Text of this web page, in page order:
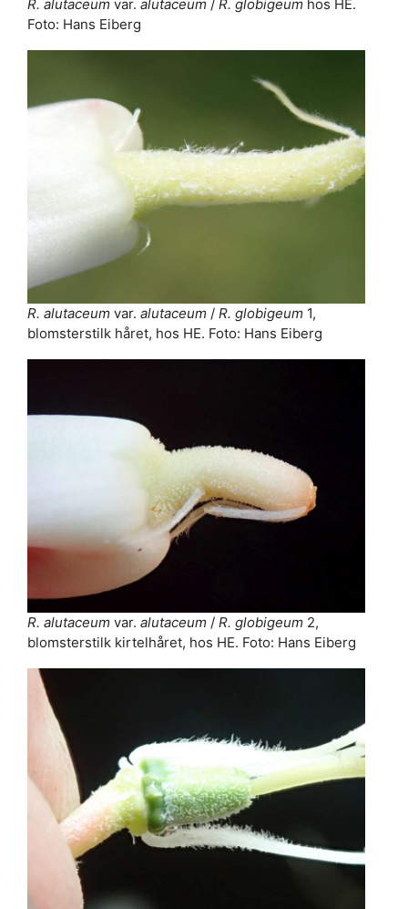
R. alutaceum var. alutaceum / R. globigeum hos HE.
Foto: Hans Eiberg
R. alutaceum var. alutaceum / R. globigeum 1,
blomsterstilk håret, hos HE. Foto: Hans Eiberg
R. alutaceum var. alutaceum / R. globigeum 2,
blomsterstilk kirtelhåret, hos HE. Foto: Hans Eiberg